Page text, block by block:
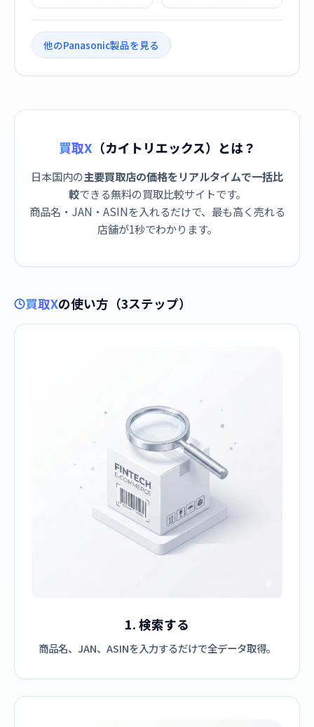
他のPanasonic製品を見る
買取X （カイトリエックス）とは？
日本国内の主要買取店の価格をリアルタイムで一括比
較できる無料の買取比較サイトです。
商品名・JAN・ASINを入れるだけで、最も高く売れる
店舗が1秒でわかります。
買取Xの使い方（3ステップ）
1. 検索する
商品名、JAN、ASINを入力するだけで全データ取得。